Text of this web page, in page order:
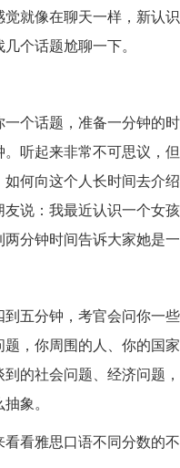
觉就像在聊天一样，新认
个话题尬聊一下。
一个话题，准备一分钟的
。听起来非常不可思议，
如何向这个人长时间去介
友说：我最近认识一个女
分钟时间告诉大家她是一
到五分钟，考官会问你一
题，你周围的人、你的国
到的社会问题、经济问题
象。
看雅思口语不同分数的不